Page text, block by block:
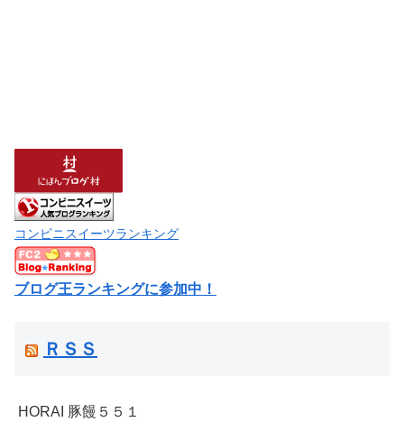
コンビニスイーツランキング
ブログ王ランキングに参加中！
ＲＳＳ
HORAI 豚饅５５１